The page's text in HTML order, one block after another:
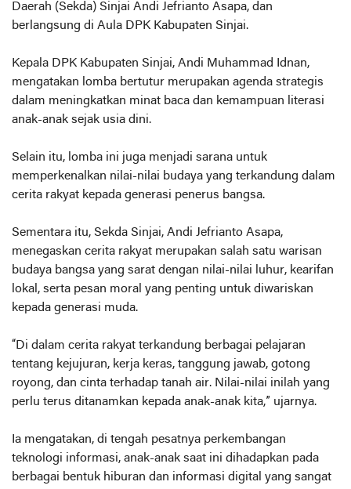
Daerah (Sekda) Sinjai Andi Jefrianto Asapa, dan
berlangsung di Aula DPK Kabupaten Sinjai.
Kepala DPK Kabupaten Sinjai, Andi Muhammad Idnan,
mengatakan lomba bertutur merupakan agenda strategis
dalam meningkatkan minat baca dan kemampuan literasi
anak-anak sejak usia dini.
Selain itu, lomba ini juga menjadi sarana untuk
memperkenalkan nilai-nilai budaya yang terkandung dalam
cerita rakyat kepada generasi penerus bangsa.
Sementara itu, Sekda Sinjai, Andi Jefrianto Asapa,
menegaskan cerita rakyat merupakan salah satu warisan
budaya bangsa yang sarat dengan nilai-nilai luhur, kearifan
lokal, serta pesan moral yang penting untuk diwariskan
kepada generasi muda.
“Di dalam cerita rakyat terkandung berbagai pelajaran
tentang kejujuran, kerja keras, tanggung jawab, gotong
royong, dan cinta terhadap tanah air. Nilai-nilai inilah yang
perlu terus ditanamkan kepada anak-anak kita,” ujarnya.
Ia mengatakan, di tengah pesatnya perkembangan
teknologi informasi, anak-anak saat ini dihadapkan pada
berbagai bentuk hiburan dan informasi digital yang sangat